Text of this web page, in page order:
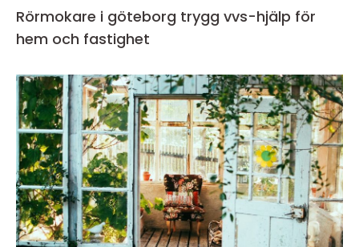
Rörmokare i göteborg trygg vvs-hjälp för
hem och fastighet